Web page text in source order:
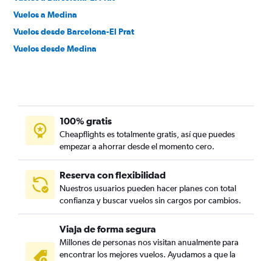
Vuelos a Medina
Vuelos desde Barcelona-El Prat
Vuelos desde Medina
100% gratis
Cheapflights es totalmente gratis, así que puedes
empezar a ahorrar desde el momento cero.
Reserva con flexibilidad
Nuestros usuarios pueden hacer planes con total
confianza y buscar vuelos sin cargos por cambios.
Viaja de forma segura
Millones de personas nos visitan anualmente para
encontrar los mejores vuelos. Ayudamos a que la